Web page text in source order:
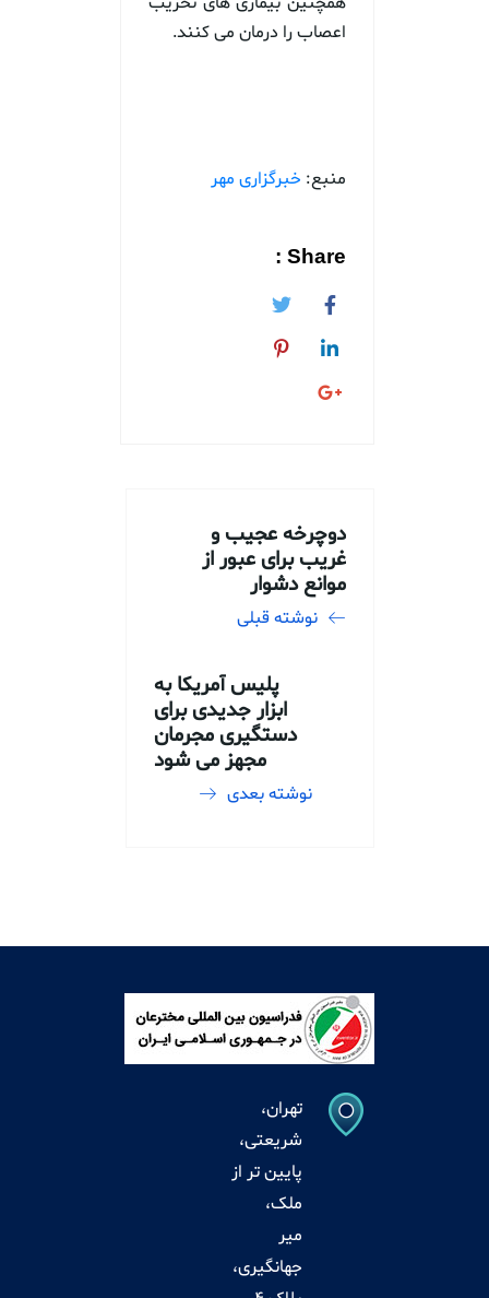
اعصاب را درمان می کنند.
منبع: خبرگزاری مهر
Share :
دوچرخه عجیب و
غریب برای عبور از
موانع دشوار
نوشته قبلی
پلیس آمریکا به
ابزار جدیدی برای
دستگیری مجرمان
مجهز می شود
نوشته بعدی
تهران،
شریعتی،
پایین تر از
ملک،
میر
جهانگیری،